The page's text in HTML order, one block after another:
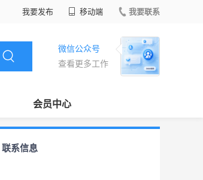
我要发布 移动端 我要联系
微信公众号
查看更多工作
会员中心
联系信息